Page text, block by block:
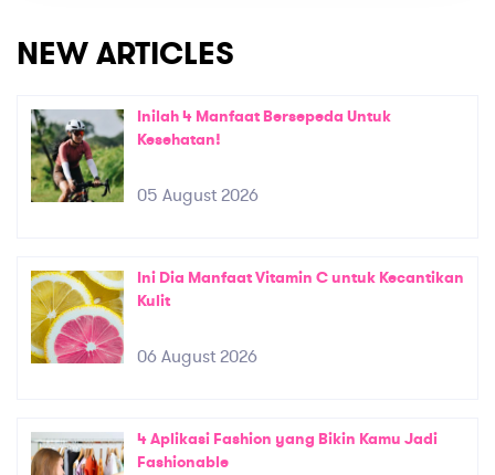
NEW ARTICLES
Inilah 4 Manfaat Bersepeda Untuk
Kesehatan!
05 August 2026
Ini Dia Manfaat Vitamin C untuk Kecantikan
Kulit
06 August 2026
4 Aplikasi Fashion yang Bikin Kamu Jadi
Fashionable